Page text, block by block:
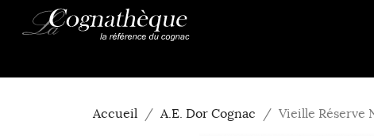
Accueil A.E. Dor Cognac Vieille Réserve